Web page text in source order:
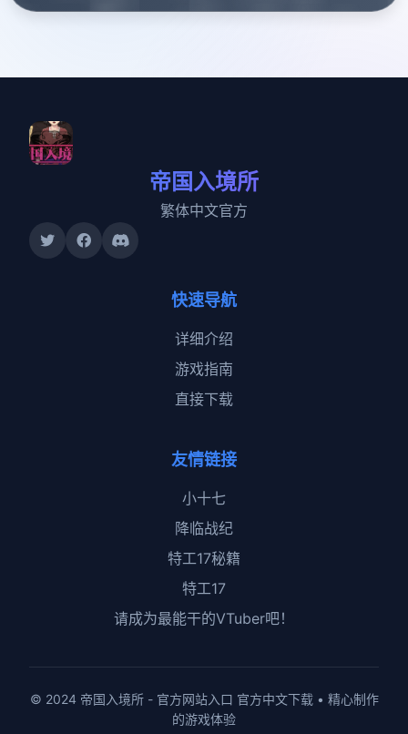
帝国入境所
繁体中文官方
快速导航
详细介绍
游戏指南
直接下载
友情链接
小十七
降临战纪
特工17秘籍
特工17
请成为最能干的VTuber吧！
© 2024 帝国入境所 - 官方网站入口 官方中文下载 • 精心制作
的游戏体验